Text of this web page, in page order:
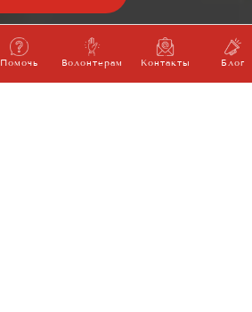
Помочь Волонтерам Контакты Блог